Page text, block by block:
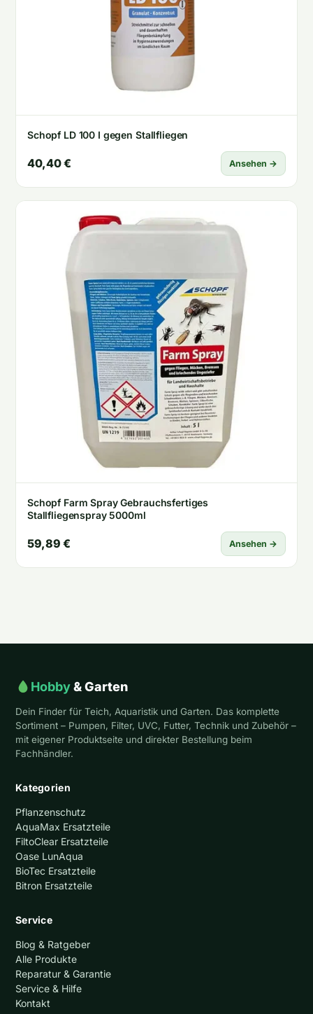
Schopf LD 100 I gegen Stallfliegen
40,40 € Ansehen →
Schopf Farm Spray Gebrauchsfertiges
Stallfliegenspray 5000ml
59,89 € Ansehen →
Hobby& Garten
Dein Finder für Teich, Aquaristik und Garten. Das komplette
Sortiment – Pumpen, Filter, UVC, Futter, Technik und Zubehör –
mit eigener Produktseite und direkter Bestellung beim
Fachhändler.
Kategorien
Pflanzenschutz
AquaMax Ersatzteile
FiltoClear Ersatzteile
Oase LunAqua
BioTec Ersatzteile
Bitron Ersatzteile
Service
Blog & Ratgeber
Alle Produkte
Reparatur & Garantie
Service & Hilfe
Kontakt